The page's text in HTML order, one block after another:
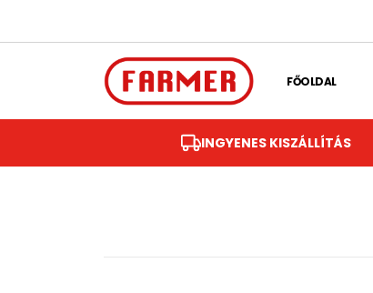
FŐOLDAL
INGYENES KISZÁLLÍTÁS